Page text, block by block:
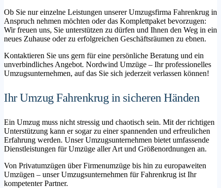
Ob Sie nur einzelne Leistungen unserer Umzugsfirma Fahrenkrug in
Anspruch nehmen möchten oder das Komplettpaket bevorzugen:
Wir freuen uns, Sie unterstützen zu dürfen und Ihnen den Weg in ein
neues Zuhause oder zu erfolgreichen Geschäftsräumen zu ebnen.
Kontaktieren Sie uns gern für eine persönliche Beratung und ein
unverbindliches Angebot. Nordwind Umzüge – Ihr professionelles
Umzugsunternehmen, auf das Sie sich jederzeit verlassen können!
Ihr Umzug Fahrenkrug in sicheren Händen
Ein Umzug muss nicht stressig und chaotisch sein. Mit der richtigen
Unterstützung kann er sogar zu einer spannenden und erfreulichen
Erfahrung werden. Unser Umzugsunternehmen bietet umfassende
Dienstleistungen für Umzüge aller Art und Größenordnungen an.
Von Privatumzügen über Firmenumzüge bis hin zu europaweiten
Umzügen – unser Umzugsunternehmen für Fahrenkrug ist Ihr
kompetenter Partner.